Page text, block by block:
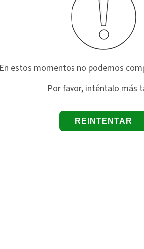
En estos momentos no podemos
Por favor, inténtalo más
REINTENTAR